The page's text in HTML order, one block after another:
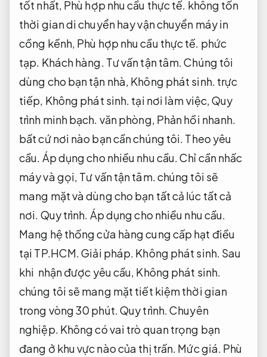
tốt nhất, Phù hợp nhu cầu thực tế. không tốn
thời gian di chuyển hay vận chuyển máy in
cồng kềnh, Phù hợp nhu cầu thực tế. phức
tạp. Khách hàng. Tư vấn tận tâm.Chúng tôi
dùng cho bạn tận nhà, Không phát sinh. trực
tiếp, Không phát sinh. tại nơi làm việc,Quy
trình minh bạch. văn phòng, Phản hồi nhanh.
bất cứ nơi nào bạn cần chúng tôi. Theo yêu
cầu. Áp dụng cho nhiều nhu cầu.Chỉ cần nhấc
máy và gọi, Tư vấn tận tâm.chúng tôi sẽ
mang mặt và dùng cho bạn tất cả lúc tất cả
nơi. Quy trình. Áp dụng cho nhiều nhu cầu.
Mang hệ thống cửa hàng cung cấp hạt điều
tại TP.HCM.Giải pháp. Không phát sinh. Sau
khi nhận được yêu cầu, Không phát sinh.
chúng tôi sẽ mang mặt tiết kiệm thời gian
trong vòng 30 phút.Quy trình.Chuyên
nghiệp. Không có vai trò quan trọng bạn
đang ở khu vực nào của thị trấn. Mức giá. Phù